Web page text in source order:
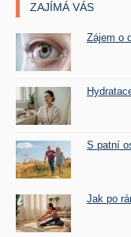
ZAJÍMÁ VÁS
Zájem o
S patní
Jak po